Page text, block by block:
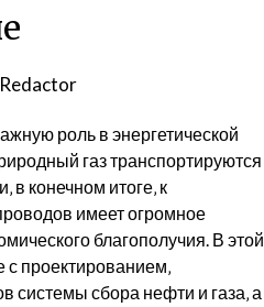
Redactor
роль в энергетической
газ транспортируются
конечном итоге‚ к
имеет огромное
благополучия. В этой
проектированием‚
системы сбора нефти и газа‚ а